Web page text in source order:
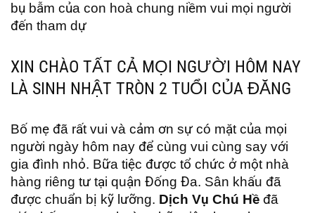
bụ bẫm của con hoà chung niềm vui mọi người
đến tham dự
XIN CHÀO TẤT CẢ MỌI NGƯỜI HÔM NAY
LÀ SINH NHẬT TRÒN 2 TUỔI CỦA ĐĂNG
Bố mẹ đã rất vui và cảm ơn sự có mặt của mọi
người ngày hôm nay để cùng vui cùng say với
gia đình nhỏ. Bữa tiệc được tổ chức ở một nhà
hàng riêng tư tại quận Đống Đa. Sân khấu đã
được chuẩn bị kỹ lưỡng. Dịch Vụ Chú Hề đã